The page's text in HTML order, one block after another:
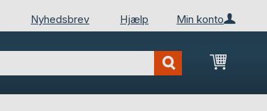
Min konto
Nyhedsbrev Hjælp
Min